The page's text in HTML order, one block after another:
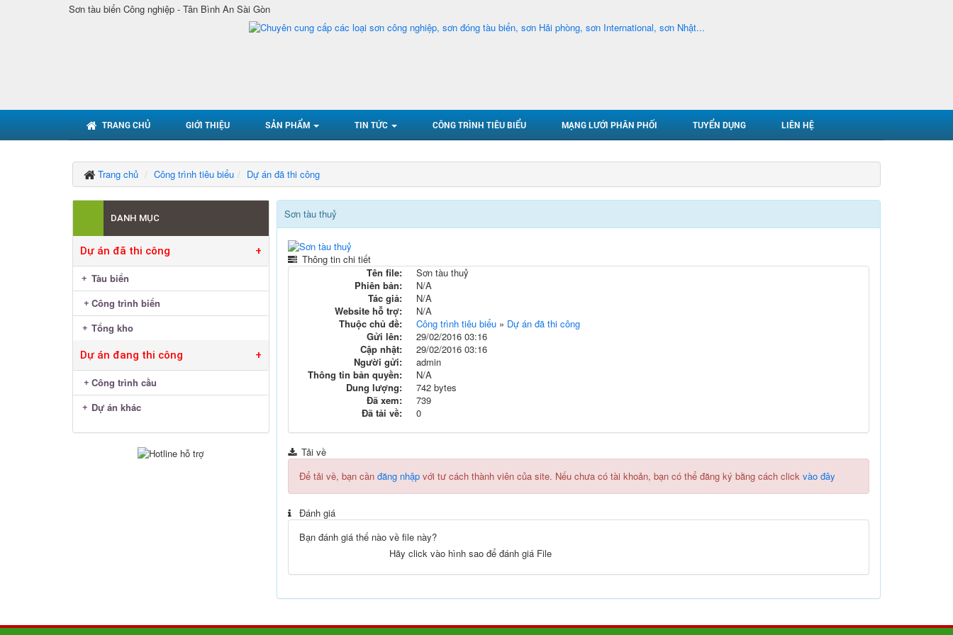
Sơn tàu biển Công nghiệp - Tân Bình An Sài Gòn
TRANG CHỦ GIỚI THIỆU SẢN PHẨM TIN TỨC CÔNG TRÌNH TIÊU BIỂU MẠNG LƯỚI PHÂN PHỐI TUYỂN DỤNG LIÊN HỆ
Trang chủ Công trình tiêu biểu Dự án đã thi công
Sơn tàu thuỷ
Thông tin chi tiết
Tên file:
Sơn tàu thuỷ
Phiên bản:
N/A
Tác giả:
N/A
Website hỗ trợ:
N/A
Thuộc chủ đề:
Công trình tiêu biểu» Dự án đã thi công
Gửi lên:
29/02/2016 03:16
Cập nhật:
29/02/2016 03:16
Người gửi:
admin
Thông tin bản quyền:
N/A
Dung lượng:
742 bytes
Đã xem:
739
Đã tải về:
0
Tải về
Để tải về, bạn cần đăng nhậpvới tư cách thành viên của site. Nếu chưa có tài khoản, bạn có thể đăng ký bằng cách click vào đây
Đánh giá
Bạn đánh giá thế nào về file này?
Hãy click vào hình sao để đánh giá File
DANH MỤC
Dự án đã thi công +
Tàu biển
Công trình biển
Tổng kho
Dự án đang thi công +
Công trình cầu
Dự án khác